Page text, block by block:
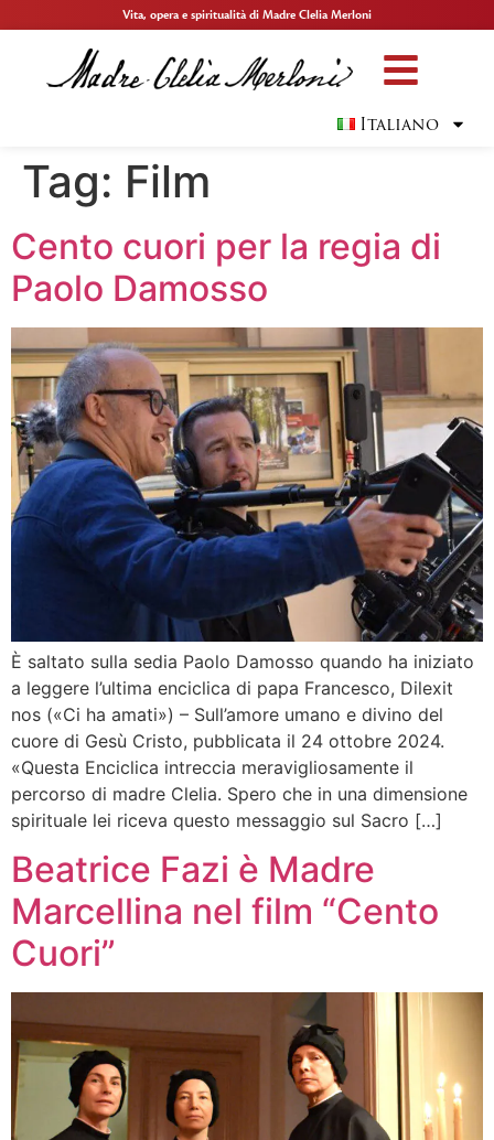
Vita, opera e spiritualità di Madre Clelia Merloni
Italiano
Tag: Film
Cento cuori per la regia di
Paolo Damosso
È saltato sulla sedia Paolo Damosso quando ha iniziato
a leggere l’ultima enciclica di papa Francesco, Dilexit
nos («Ci ha amati») – Sull’amore umano e divino del
cuore di Gesù Cristo, pubblicata il 24 ottobre 2024.
«Questa Enciclica intreccia meravigliosamente il
percorso di madre Clelia. Spero che in una dimensione
spirituale lei riceva questo messaggio sul Sacro […]
Beatrice Fazi è Madre
Marcellina nel film “Cento
Cuori”